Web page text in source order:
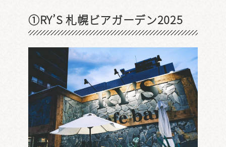
①RY’S 札幌ビアガーデン2025